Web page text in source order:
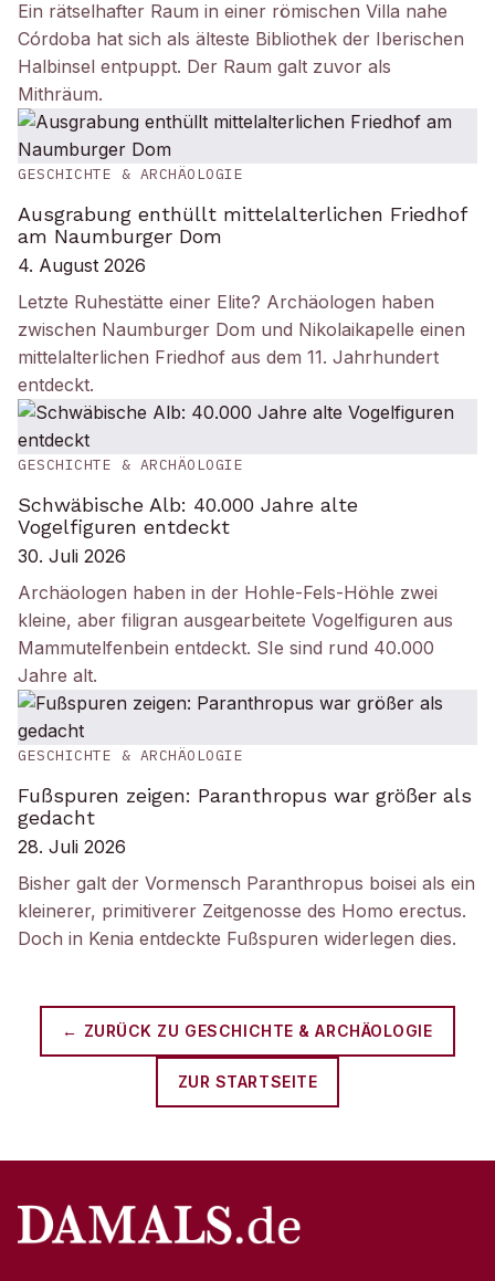
Ein rätselhafter Raum in einer römischen Villa nahe
Córdoba hat sich als älteste Bibliothek der Iberischen
Halbinsel entpuppt. Der Raum galt zuvor als
Mithräum.
GESCHICHTE & ARCHÄOLOGIE
Ausgrabung enthüllt mittelalterlichen Friedhof
am Naumburger Dom
4. August 2026
Letzte Ruhestätte einer Elite? Archäologen haben
zwischen Naumburger Dom und Nikolaikapelle einen
mittelalterlichen Friedhof aus dem 11. Jahrhundert
entdeckt.
GESCHICHTE & ARCHÄOLOGIE
Schwäbische Alb: 40.000 Jahre alte
Vogelfiguren entdeckt
30. Juli 2026
Archäologen haben in der Hohle-Fels-Höhle zwei
kleine, aber filigran ausgearbeitete Vogelfiguren aus
Mammutelfenbein entdeckt. SIe sind rund 40.000
Jahre alt.
GESCHICHTE & ARCHÄOLOGIE
Fußspuren zeigen: Paranthropus war größer als
gedacht
28. Juli 2026
Bisher galt der Vormensch Paranthropus boisei als ein
kleinerer, primitiverer Zeitgenosse des Homo erectus.
Doch in Kenia entdeckte Fußspuren widerlegen dies.
← ZURÜCK ZU GESCHICHTE & ARCHÄOLOGIE
ZUR STARTSEITE